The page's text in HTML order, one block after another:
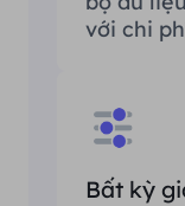
với chi
Bất kỳ